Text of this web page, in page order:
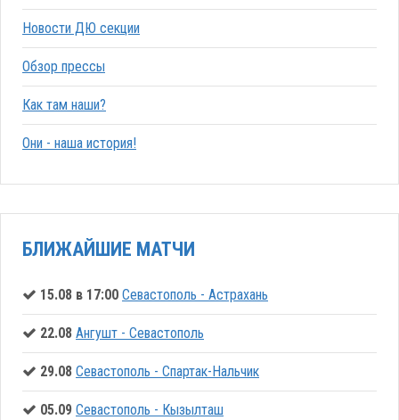
Новости ДЮ секции
Обзор прессы
Как там наши?
Они - наша история!
БЛИЖАЙШИЕ МАТЧИ
15.08 в 17:00 Севастополь - Астрахань
22.08 Ангушт - Севастополь
29.08 Севастополь - Спартак-Нальчик
05.09 Севастополь - Кызылташ